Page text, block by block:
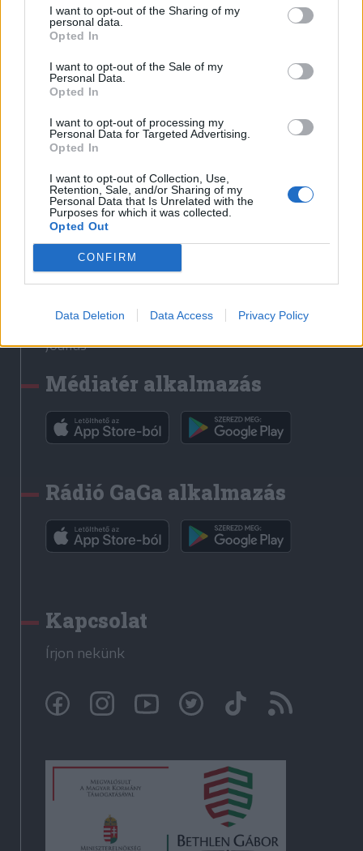
I want to opt-out of the Sharing of my
personal data.
Opted In
I want to opt-out of the Sale of my
Personal Data.
Opted In
I want to opt-out of processing my
Personal Data for Targeted Advertising.
Opted In
I want to opt-out of Collection, Use,
Retention, Sale, and/or Sharing of my
Personal Data that Is Unrelated with the
Purposes for which it was collected.
Opted Out
CONFIRM
Data Deletion Data Access Privacy Policy
Sütibeállítások
Médiatér
Liget
Krónika
Bihari Napló
Erdélyi Napló
Főtér
Rádió GaGa
Jóállás
Médiatér alkalmazás
Rádió GaGa alkalmazás
Kapcsolat
Írjon nekünk